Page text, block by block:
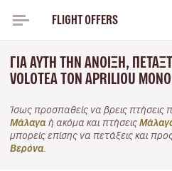
FLIGHT OFFERS
ΓΙΑ ΑΥΤΉ ΤΗΝ ΆΝΟΙΞΗ,
VOLOTEA ΤΟΝ APRILIOU
Ίσως προσπαθείς να βρεις πτήσεις
Μάλαγα ή ακόμα και πτήσεις
μπορείς επίσης να πετάξεις και
Βερόνα